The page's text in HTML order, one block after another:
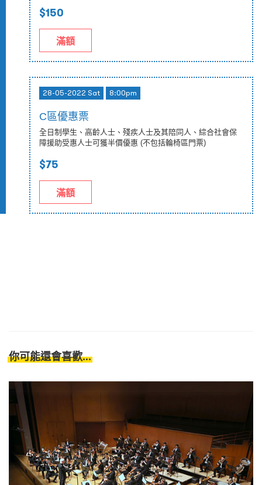
$150
滿額
28-05-2022 Sat 8:00pm
C區優惠票
全日制學生、高齡人士、殘疾人士及其陪同人、綜合社會保
障援助受惠人士可獲半價優惠 (不包括輪椅區門票)
$75
滿額
你可能還會喜歡...